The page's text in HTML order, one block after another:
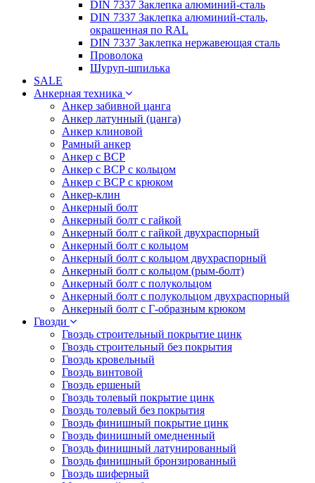
DIN 7337 Заклепка алюминий-сталь
DIN 7337 Заклепка алюминий-сталь,
окрашенная по RAL
DIN 7337 Заклепка нержавеющая сталь
Проволока
Шуруп-шпилька
SALE
Анкерная техника
Анкер забивной цанга
Анкер латунный (цанга)
Анкер клиновой
Рамный анкер
Анкер с ВСР
Анкер с ВСР с кольцом
Анкер с ВСР с крюком
Анкер-клин
Анкерный болт
Анкерный болт с гайкой
Анкерный болт с гайкой двухраспорный
Анкерный болт с кольцом
Анкерный болт с кольцом двухраспорный
Анкерный болт с кольцом (рым-болт)
Анкерный болт с полукольцом
Анкерный болт с полукольцом двухраспорный
Анкерный болт с Г-образным крюком
Гвозди
Гвоздь строительный покрытие цинк
Гвоздь строительный без покрытия
Гвоздь кровельный
Гвоздь винтовой
Гвоздь ершеный
Гвоздь толевый покрытие цинк
Гвоздь толевый без покрытия
Гвоздь финишный покрытие цинк
Гвоздь финишный омедненный
Гвоздь финишный латунированный
Гвоздь финишный бронзированный
Гвоздь шиферный